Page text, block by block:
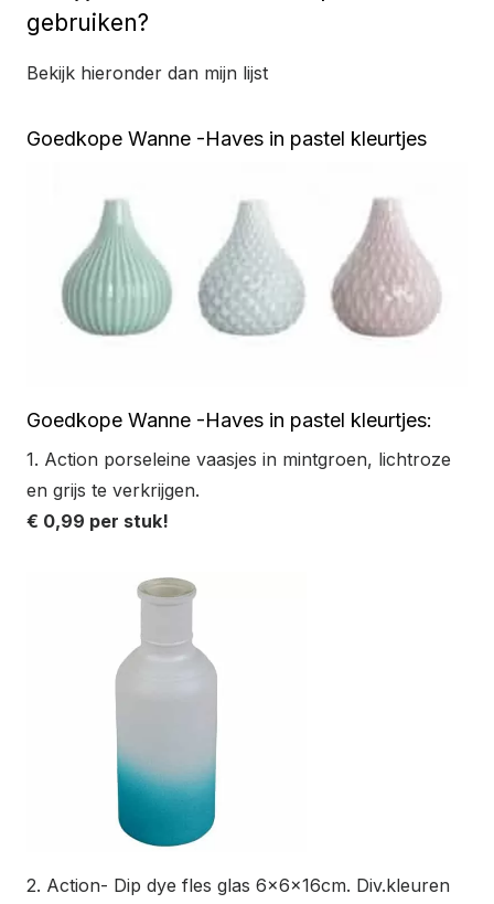
gebruiken?
Bekijk hieronder dan mijn lijst
Goedkope Wanne -Haves in pastel kleurtjes
Goedkope Wanne -Haves in pastel kleurtjes:
1. Action porseleine vaasjes in mintgroen, lichtroze
en grijs te verkrijgen.
€ 0,99 per stuk!
2. Action- Dip dye fles glas 6x6x16cm. Div.kleuren